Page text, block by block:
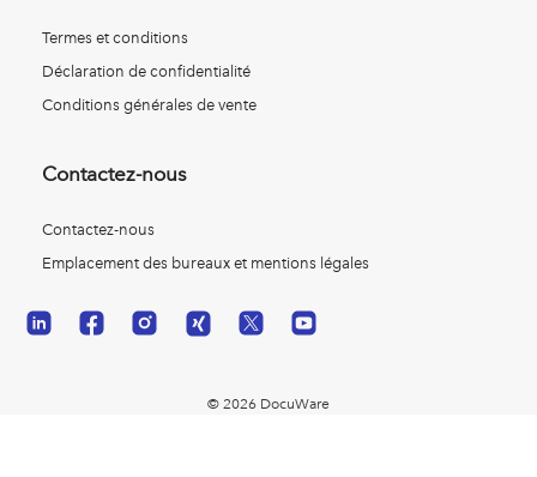
Termes et conditions
Déclaration de confidentialité
Conditions générales de vente
Contactez-nous
Contactez-nous
Emplacement des bureaux et mentions légales
© 2026 DocuWare